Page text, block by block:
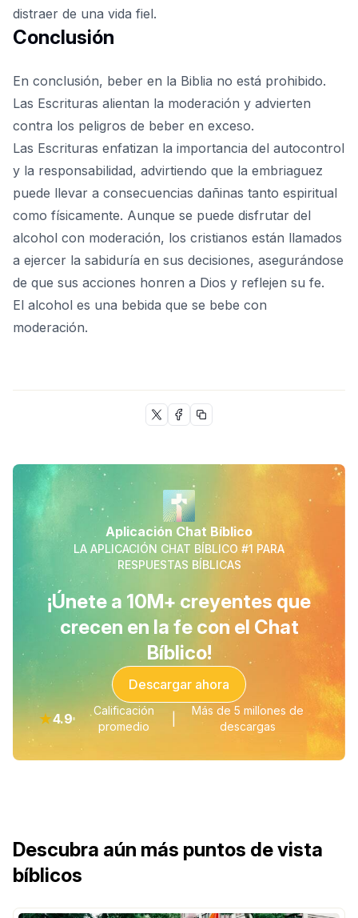
distraer de una vida fiel.
Conclusión
En conclusión, beber en la Biblia no está prohibido.
Las Escrituras alientan la moderación y advierten
contra los peligros de beber en exceso.
Las Escrituras enfatizan la importancia del autocontrol
y la responsabilidad, advirtiendo que la embriaguez
puede llevar a consecuencias dañinas tanto espiritual
como físicamente. Aunque se puede disfrutar del
alcohol con moderación, los cristianos están llamados
a ejercer la sabiduría en sus decisiones, asegurándose
de que sus acciones honren a Dios y reflejen su fe.
El alcohol es una bebida que se bebe con
moderación.
Aplicación Chat Bíblico
LA APLICACIÓN CHAT BÍBLICO #1 PARA
RESPUESTAS BÍBLICAS
¡Únete a 10M+ creyentes que
crecen en la fe con el Chat
Bíblico!
Descargar ahora
★4.9
Calificación
promedio
Más de 5 millones de
descargas
Descubra aún más puntos de vista
bíblicos